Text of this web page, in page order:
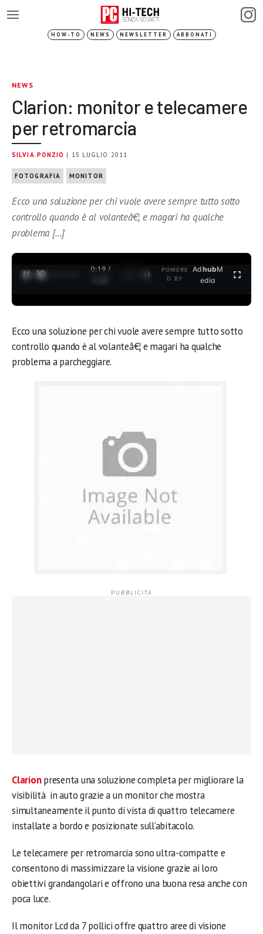
HOW-TO NEWS NEWSLETTER ABBONATI
NEWS
Clarion: monitor e telecamere
per retromarcia
SILVIA.PONZIO | 15 LUGLIO 2011
FOTOGRAFIA MONITOR
Ecco una soluzione per chi vuole avere sempre tutto sotto
controllo quando è al volanteâ€¦ e magari ha qualche
problema […]
0:19 /
3:35
POWERE
D BY
AdhubM
edia
Ecco una soluzione per chi vuole avere sempre tutto sotto
controllo quando è al volanteâ€¦ e magari ha qualche
problema a parcheggiare.
Clarionpresenta una soluzione completa per migliorare la
visibilità in auto grazie a un monitor che mostra
simultaneamente il punto di vista di quattro telecamere
installate a bordo e posizionate sull’abitacolo.
Le telecamere per retromarcia sono ultra-compatte e
consentono di massimizzare la visione grazie ai loro
obiettivi grandangolari e offrono una buona resa anche con
poca luce.
Il monitor Lcd da 7 pollici offre quattro aree di visione